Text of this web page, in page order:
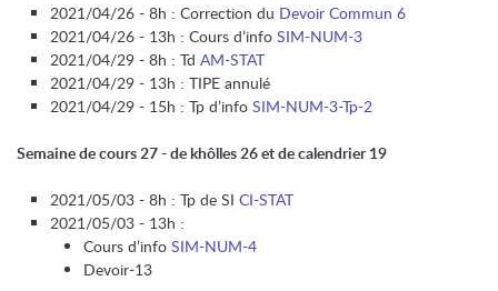
2021/04/26 - 8h : Correction du Devoir Commun 6
2021/04/26 - 13h : Cours d’info SIM-NUM-3
2021/04/29 - 8h : Td AM-STAT
2021/04/29 - 13h : TIPE annulé
2021/04/29 - 15h : Tp d’info SIM-NUM-3-Tp-2
Semaine de cours 27 - de khôlles 26 et de calendrier 19
2021/05/03 - 8h : Tp de SI CI-STAT
2021/05/03 - 13h :
Cours d’info SIM-NUM-4
Devoir-13